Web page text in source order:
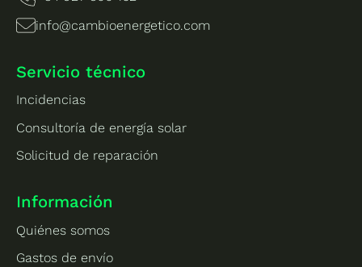
info@cambioenergetico.com
Servicio técnico
Incidencias
Consultoría de energía solar
Solicitud de reparación
Información
Quiénes somos
Gastos de envío